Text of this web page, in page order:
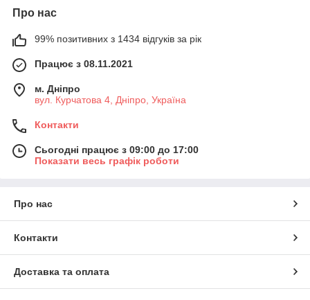
замовлення.
магазині"Електроніка" з доставкою по Україні або
можна вибрати інші товари: радіодеталі та компоненти,
Ардуїно, популярне паяльне обладнання, інструменти,
пристрої охолодження, запобіжники та багато іншого. Понад
10 тис. одиниць продукції відправляються практично щодня.
Будемо раді допомогти консультацією та вибором потрібних
радіодеталей для вашого проекту.
Вел
асо
рти
мен
т
роз'
ємів
Про нас
99% позитивних з 1434 відгуків за рік
Працює з 08.11.2021
м. Дніпро
вул. Курчатова 4, Дніпро, Україна
Контакти
Сьогодні працює з 09:00 до 17:00
Показати весь графік роботи
Про нас
Контакти
Доставка та оплата